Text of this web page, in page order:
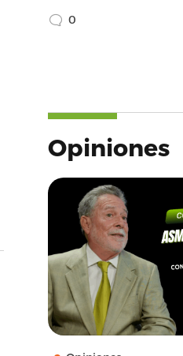
0
Opiniones